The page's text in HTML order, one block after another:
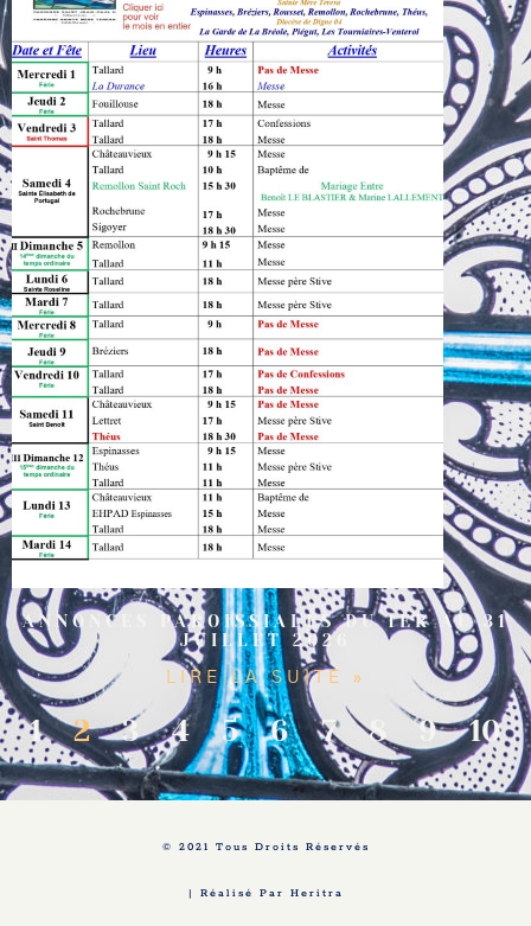
ANNONCES PAROISSIALES DU 1ER AU 31
JUILLET 2026
LIRE LA SUITE »
1 2 3 4 5 6 7 8 9 10
© 2021 Tous Droits Réservés
| Réalisé Par Heritra